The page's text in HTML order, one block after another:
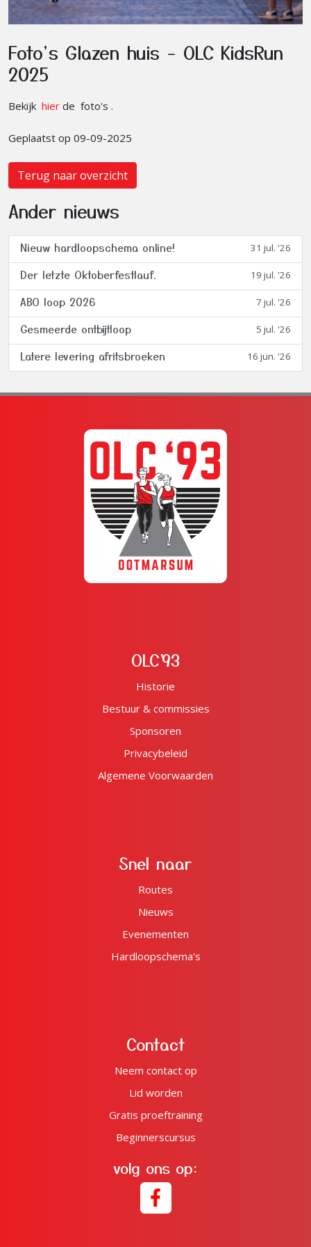
Foto's Glazen huis - OLC KidsRun
2025
Bekijk hier de foto's .
Geplaatst op 09-09-2025
Terug naar overzicht
Ander nieuws
Nieuw hardloopschema online! 31 jul. '26
Der letzte Oktoberfestlauf. 19 jul. '26
ABO loop 2026 7 jul. '26
Gesmeerde ontbijtloop 5 jul. '26
Latere levering afritsbroeken 16 jun. '26
OLC'93
Historie
Bestuur & commissies
Sponsoren
Privacybeleid
Algemene Voorwaarden
Snel naar
Routes
Nieuws
Evenementen
Hardloopschema's
Contact
Neem contact op
Lid worden
Gratis proeftraining
Beginnerscursus
volg ons op: